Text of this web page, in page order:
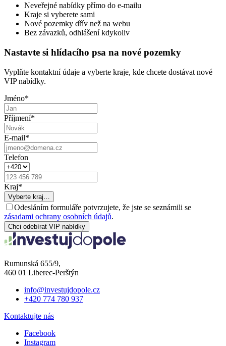
Neveřejné nabídky přímo do e-mailu
Kraje si vyberete sami
Nové pozemky dřív než na webu
Bez závazků, odhlášení kdykoliv
Nastavte si hlídacího psa na nové pozemky
Vyplňte kontaktní údaje a vyberte kraje, kde chcete dostávat nové
VIP nabídky.
Jméno*
Příjmení*
E-mail*
Telefon
Kraj*
Vyberte kraj…
Odesláním formuláře potvrzujete, že jste se seznámili se
zásadami ochrany osobních údajů.
Chci odebírat VIP nabídky
Rumunská 655/9,
460 01 Liberec-Perštýn
info@investujdopole.cz
+420 774 780 937
Kontaktujte nás
Facebook
Instagram